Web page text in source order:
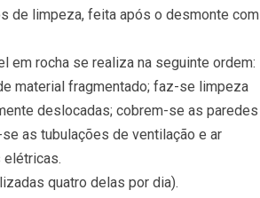
de limpeza, feita após o desmonte com
em rocha se realiza na seguinte ordem:
material fragmentado; faz-se limpeza
deslocadas; cobrem-se as paredes
as tubulações de ventilação e ar
elétricas.
quatro delas por dia).